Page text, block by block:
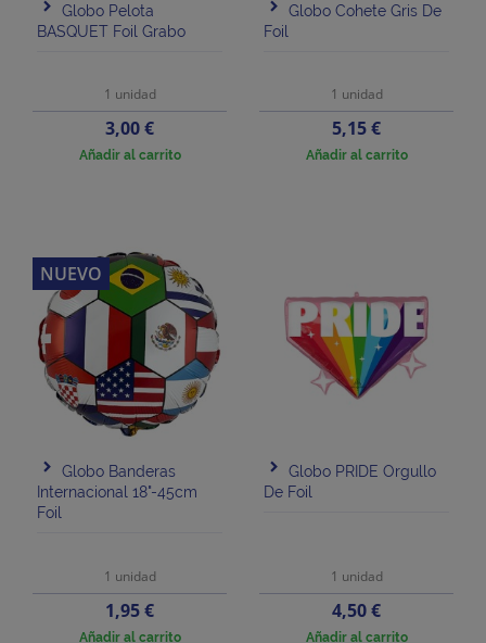
Globo Pelota
BASQUET Foil Grabo
1 unidad
Precio
3,00 €
Añadir al carrito
Globo Cohete Gris De
Foil
1 unidad
Precio
5,15 €
Añadir al carrito
Globo Banderas
Internacional 18"-45cm
Foil
1 unidad
Precio
1,95 €
Añadir al carrito
NUEVO
Globo PRIDE Orgullo
De Foil
1 unidad
Precio
4,50 €
Añadir al carrito